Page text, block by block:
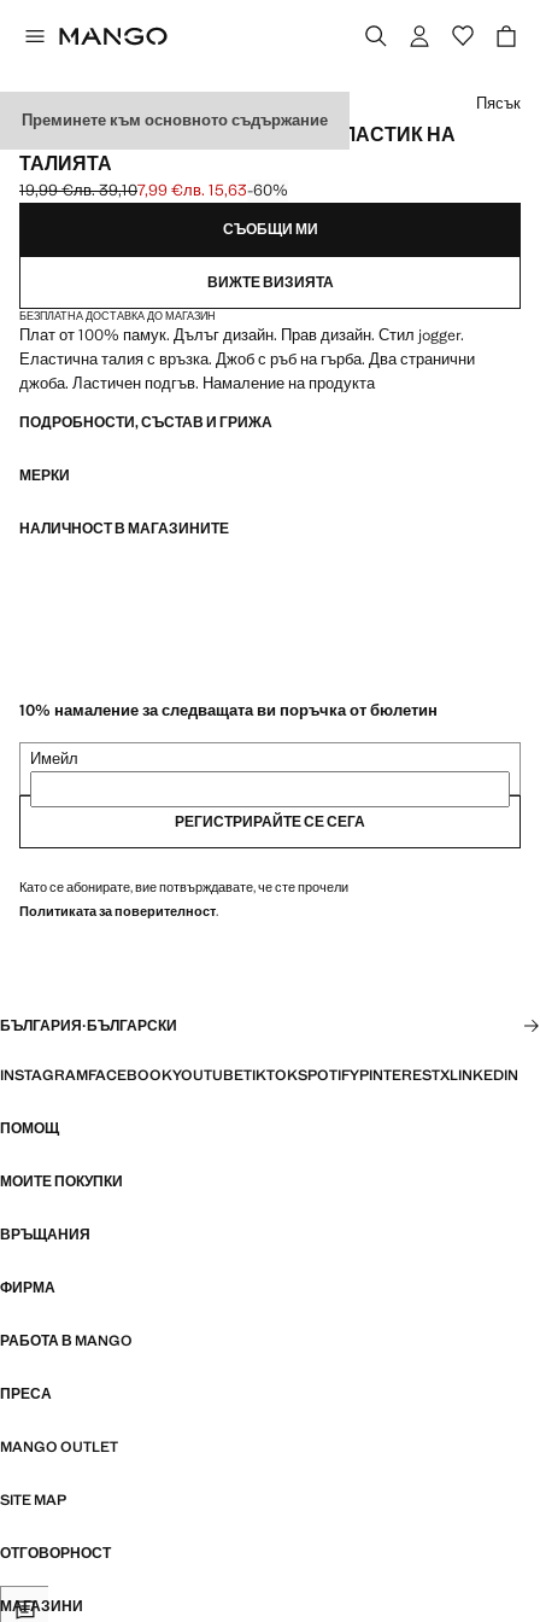
Преминете към основното съдържание
ПАМУЧЕН ПАНТАЛОН ДЖОГЪР С ЛАСТИК НА
ТАЛИЯТА
Задраскана първоначална цена [19,99 € лв. 39,10]
19,99 €лв. 39,10
Текуща цена [7,99 € лв. 15,63]
7,99 €лв. 15,63-60%
Изберете цвят
Пясък
СЪОБЩИ МИ
ВИЖТЕ ВИЗИЯТА
БЕЗПЛАТНА ДОСТАВКА ДО МАГАЗИН
Плат от 100% памук. Дълъг дизайн. Прав дизайн. Стил jogger.
Еластична талия с връзка. Джоб с ръб на гърба. Два странични
джоба. Ластичен подгъв. Намаление на продукта
ПОДРОБНОСТИ, СЪСТАВ И ГРИЖА
МЕРКИ
НАЛИЧНОСТ В МАГАЗИНИТЕ
10% намаление за следващата ви поръчка от бюлетин
Имейл
РЕГИСТРИРАЙТЕ СЕ СЕГА
Като се абонирате, вие потвърждавате, че сте прочели
Политиката за поверителност.
БЪЛГАРИЯ·БЪЛГАРСКИ
INSTAGRAMFACEBOOKYOUTUBETIKTOKSPOTIFYPINTERESTXLINKEDIN
ПОМОЩ
МОИТЕ ПОКУПКИ
ВРЪЩАНИЯ
ФИРМА
РАБОТА В MANGO
ПРЕСА
MANGO OUTLET
SITE MAP
ОТГОВОРНОСТ
МАГАЗИНИ